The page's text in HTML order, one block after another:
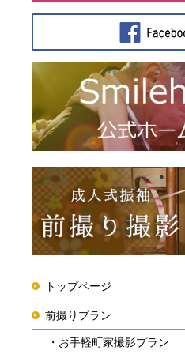
トップページ
前撮りプラン
お手軽町家撮影プラン